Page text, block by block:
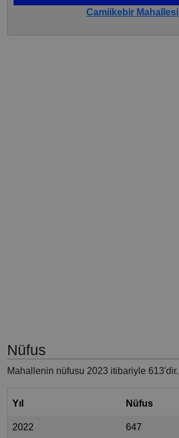
Camiikebir Mahallesi
Nüfus
Mahallenin nüfusu 2023 itibariyle 613'dir.
Yıl Nüfus
2022 647